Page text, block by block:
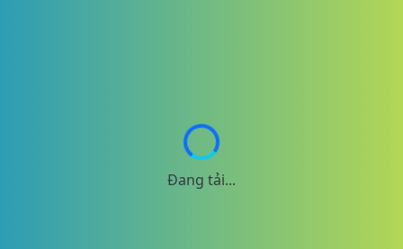
Đang tải...